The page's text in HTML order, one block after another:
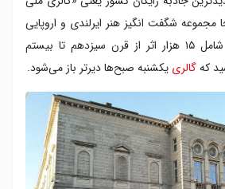
مجموعه شگفت انگیز هنر ایرلندی و اروپایی
را نگهداری می‌کنند که شامل ۱۵ هزار اثر از قرن سیزدهم تا بیستم
کهگالری یکشنبه‌ صبح‌ها دیرتر باز می‌شود.